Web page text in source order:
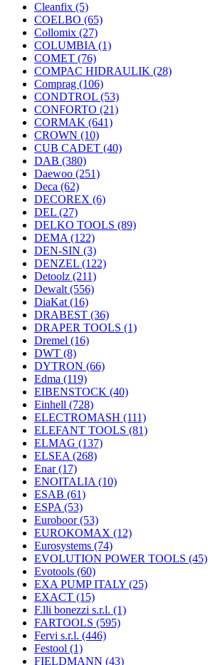
Cleanfix (5)
COELBO (65)
Collomix (27)
COLUMBIA (1)
COMET (76)
COMPAC HIDRAULIK (28)
Comprag (106)
CONDTROL (53)
CONFORTO (21)
CORMAK (641)
CROWN (10)
CUB CADET (40)
DAB (380)
Daewoo (251)
Deca (62)
DECOREX (6)
DEL (27)
DELKO TOOLS (89)
DEMA (122)
DEN-SIN (3)
DENZEL (122)
Detoolz (211)
Dewalt (556)
DiaKat (16)
DRABEST (36)
DRAPER TOOLS (1)
Dremel (16)
DWT (8)
DYTRON (66)
Edma (119)
EIBENSTOCK (40)
Einhell (728)
ELECTROMASH (111)
ELEFANT TOOLS (81)
ELMAG (137)
ELSEA (268)
Enar(17)
ENOITALIA (10)
ESAB (61)
ESPA (53)
Euroboor(53)
EUROKOMAX (12)
Eurosystems (74)
EVOLUTION POWER TOOLS (45)
Evotools (60)
EXA PUMP ITALY (25)
EXACT (15)
F.lli bonezzi s.r.l. (1)
FARTOOLS (595)
Fervi s.r.l. (446)
Festool (1)
FIELDMANN (43)